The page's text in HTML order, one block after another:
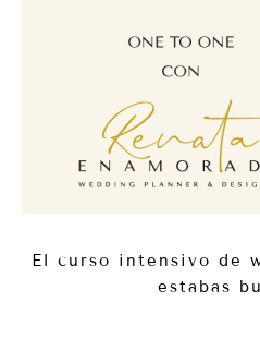
El curso intensivo de
estabas